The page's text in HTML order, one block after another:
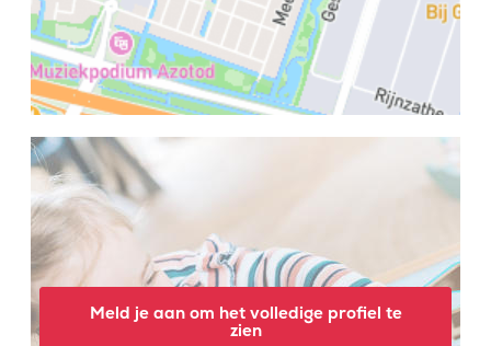
Meld je aan om het volledige profiel te
zien